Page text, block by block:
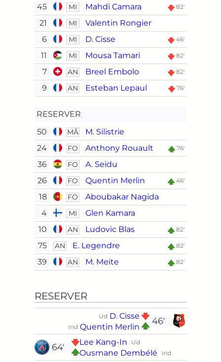
45 MI Mahdi Camara 82'
21 MI
Valentin Rongier
6
MI D. Cisse 46'
11 MI Mousa Tamari 82'
7 AN Breel Embolo 82'
9 AN Esteban Lepaul 76'
RESERVER
50
MÅ
M. Silistrie
24
FO Anthony Rouault 76'
36 FO
A. Seidu
26
FO Quentin Merlin 46'
18 FO
Aboubakar Nagida
4
MI
Glen Kamara
10
AN Ludovic Blas 82'
75 AN E. Legendre 82'
39 AN M. Meite 82'
RESERVER
46'
Ud D. Cisse
Ind Quentin Merlin
Ud
Lee Kang-In
Ind
Ousmane Dembélé
64'